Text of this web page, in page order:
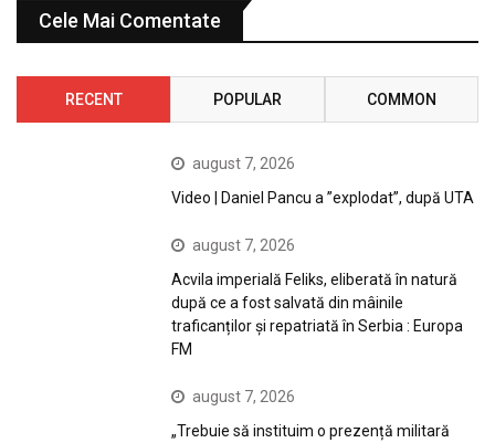
Cele Mai Comentate
RECENT POPULAR COMMON
august 7, 2026
Video | Daniel Pancu a ”explodat”, după UTA
august 7, 2026
Acvila imperială Feliks, eliberată în natură
după ce a fost salvată din mâinile
traficanților și repatriată în Serbia : Europa
FM
august 7, 2026
„Trebuie să instituim o prezență militară